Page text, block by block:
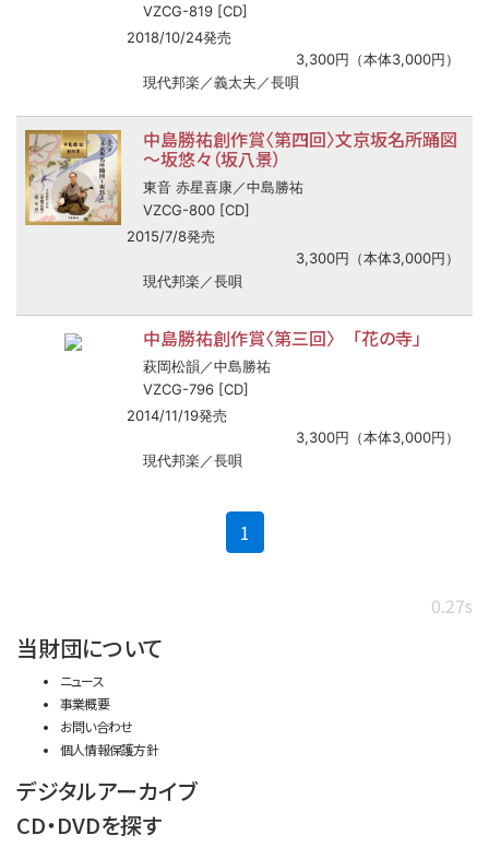
VZCG-819 [CD]
2018/10/24発売
3,300円（本体3,000円）
現代邦楽／義太夫／長唄
中島勝祐創作賞〈第四回〉文京坂名所踊図
～坂悠々（坂八景）
東音 赤星喜康／中島勝祐
VZCG-800 [CD]
2015/7/8発売
3,300円（本体3,000円）
現代邦楽／長唄
中島勝祐創作賞〈第三回〉 「花の寺」
萩岡松韻／中島勝祐
VZCG-796 [CD]
2014/11/19発売
3,300円（本体3,000円）
現代邦楽／長唄
1
0.27s
当財団について
ニュース
事業概要
お問い合わせ
個人情報保護方針
デジタルアーカイブ
CD・DVDを探す